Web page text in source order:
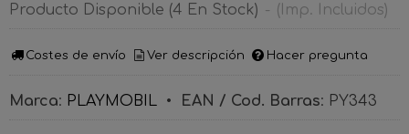
Producto Disponible (4 En Stock) - (Imp. Incluidos)
Costes de envío Ver descripción Hacer pregunta
Marca: PLAYMOBIL • EAN / Cod. Barras: PY343